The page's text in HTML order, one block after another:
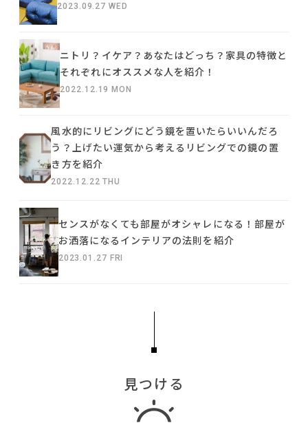
2023.09.27 WED
ニトリ？イケア？あなたはどっち？家具の特徴と
それぞれにオススメな人を紹介！
2022.12.19 MON
風水的にリビングにどう鏡を置いたらいいんだろ
う？上げたい運気から考えるリビングでの鏡の置
き方を紹介
2022.12.22 THU
センスがなくても部屋がオシャレになる！部屋が
お洒落になるインテリアの法則を紹介
2023.01.27 FRI
見つける